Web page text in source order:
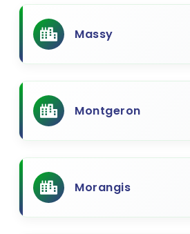
Massy
Montgeron
Morangis